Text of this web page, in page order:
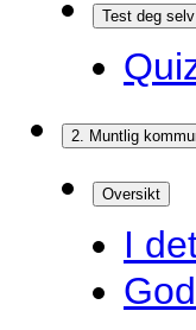
Test deg selv
2. Muntlig
Oversikt
I